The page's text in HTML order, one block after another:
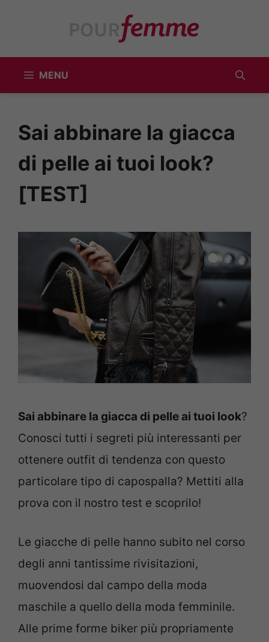
MENU
Sai abbinare la giacca
di pelle ai tuoi look?
[TEST]
Sai abbinare la giacca di pelle ai tuoi look?
Conosci tutti i segreti più interessanti per
ottenere outfit di tendenza con questo
particolare tipo di capospalla? Mettiti alla
prova con il nostro test e scoprilo!
Le giacche di pelle hanno subito nel corso
degli anni tantissime rivisitazioni,
muovendosi dal campo della moda
maschile a quello della moda femminile.
Alle prime forme biker più propriamente